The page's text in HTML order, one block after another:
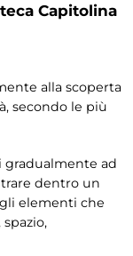
Capitolina
alla scoperta
secondo le più
gradualmente ad
dentro un
elementi che